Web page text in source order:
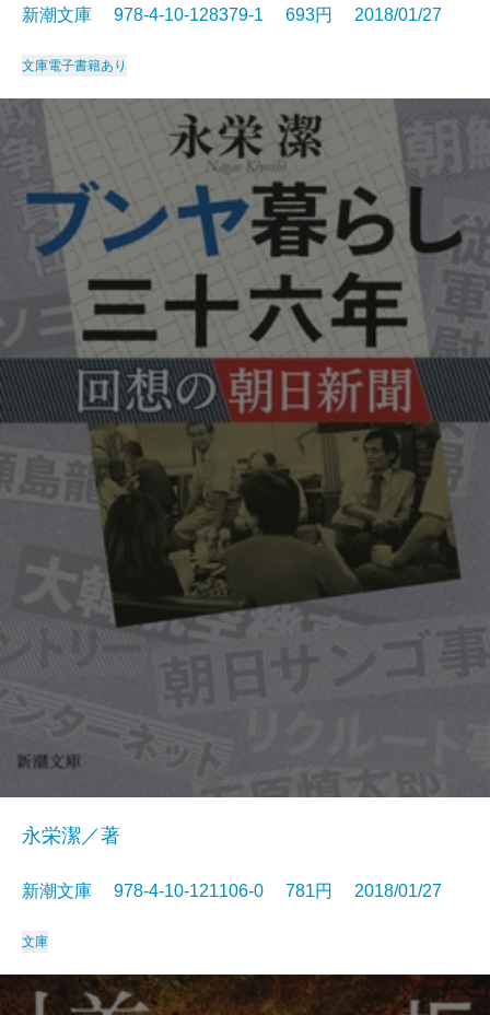
新潮文庫 978-4-10-128379-1 693円 2018/01/27
文庫電子書籍あり
永栄潔／著
新潮文庫 978-4-10-121106-0 781円 2018/01/27
文庫